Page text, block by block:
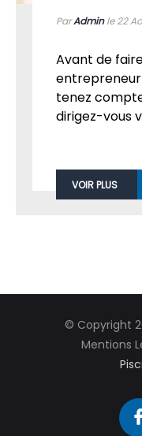
ParAdminle 22
Avant de
tenez
dirigez-vous
VOIR PLUS
© Copyright
Mentions